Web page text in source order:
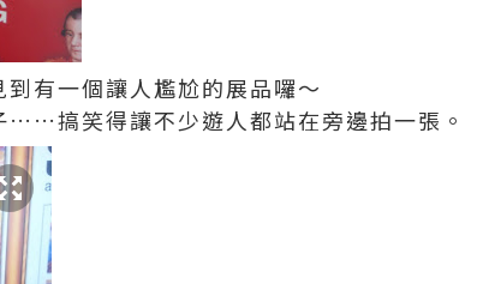
有一個讓人尷尬的展品囉～
……搞笑得讓不少遊人都站在旁邊拍一張。